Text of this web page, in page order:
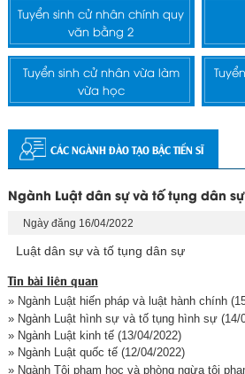
Tuyển sinh cử nhân chính quy
văn bằng 2
Tuyển sinh cử nhân vừa làm
vừa học
CÁC NGÀNH ĐÀO TẠO BẬC TIẾN SĨ
Ngành Luật dân sự và tố tụng dân sự
Ngày đăng 16/04/2022
Luật dân sự và tố tụng dân sự
Tin bài liên quan
» Ngành Luật hiến pháp và luật hành chính
» Ngành Luật hình sự và tố tụng hình sự(14/
» Ngành Luật kinh tế(13/04/2022)
» Ngành Luật quốc tế(12/04/2022)
» Ngành Tội phạm học và phòng ngừa tội